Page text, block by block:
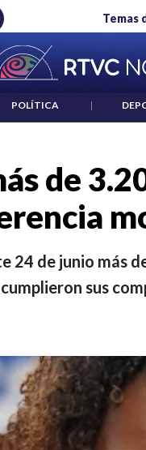
Temas
CARTA DE BETO CORAL
POLÍTICA |
de
24 de junio más
sus